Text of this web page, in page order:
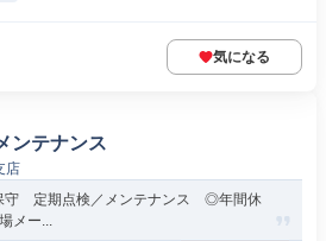
気になる
ンテナンス
店
守 定期点検／メンテナンス ◎年間休
メー...